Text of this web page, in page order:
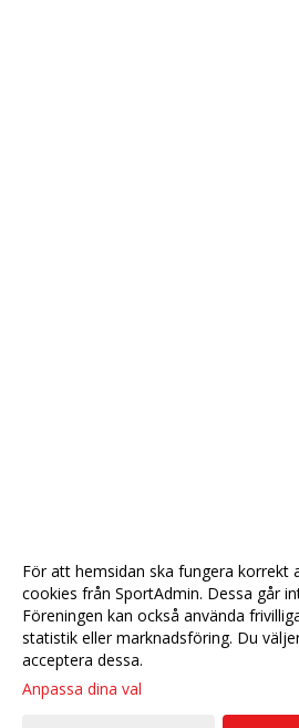
För att hemsidan ska fungera korrekt
cookies från SportAdmin. Dessa går
Föreningen kan också använda
statistik eller marknadsföring. Du
acceptera dessa.
Anpassa dina val